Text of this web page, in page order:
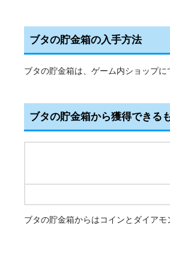
ブタの貯金箱の入手方法
ブタの貯金箱は、ゲーム内ショップ
ブタの貯金箱から獲得できる
ブタの貯金箱からはコインとダイア